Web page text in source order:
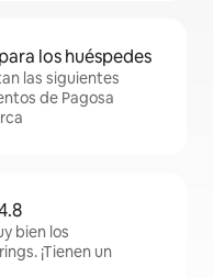
los huéspedes
las siguientes
de Pagosa
bien los
¡Tienen un